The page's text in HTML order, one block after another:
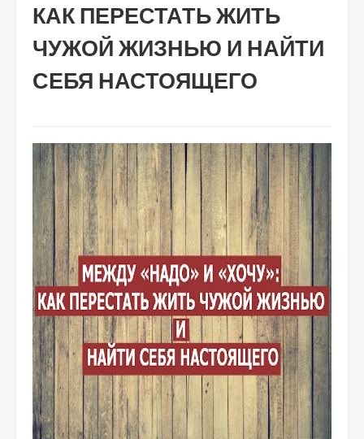
КАК ПЕРЕСТАТЬ ЖИТЬ
ЧУЖОЙ ЖИЗНЬЮ И НАЙТИ
СЕБЯ НАСТОЯЩЕГО